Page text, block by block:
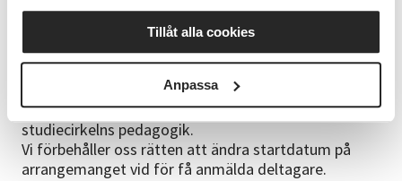
Tillåt alla cookies
Anpassa
Övrigt
Kom ihåg att lämna ditt mobilnummer och din e-
postadress när du anmäler dig.
Vi på Studieförbundet Vuxenskolan strävar efter att
hålla hög kvalitet på våra kurser och arrangemang.
Våra ledare har ledarutbildning och vi använder oss av
studiecirkelns pedagogik.
Vi förbehåller oss rätten att ändra startdatum på
arrangemanget vid för få anmälda deltagare.